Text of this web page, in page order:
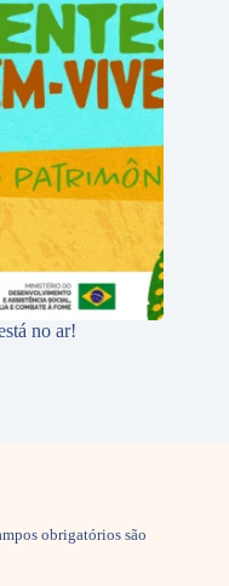
no ar!
obrigatórios são